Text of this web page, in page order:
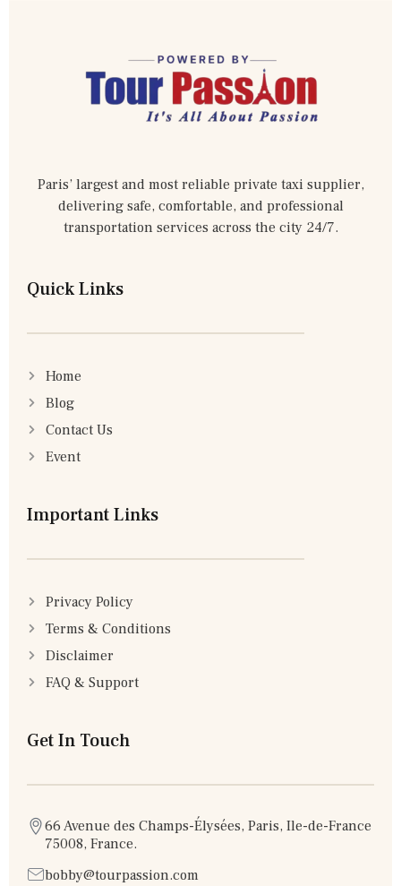
Paris’ largest and most reliable private taxi supplier,
delivering safe, comfortable, and professional
transportation services across the city 24/7.
Quick Links
Home
Blog
Contact Us
Event
Important Links
Privacy Policy
Terms & Conditions
Disclaimer
FAQ & Support
Get In Touch
66 Avenue des Champs-Élysées, Paris, Ile-de-France
75008, France.
bobby@tourpassion.com